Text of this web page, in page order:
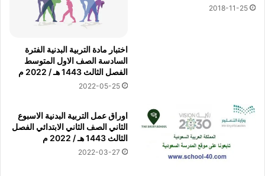
2018-11-25
اختبار مادة التربية البدنية الفترة
السادسة الصف الاول المتوسط
الفصل الثالث 1443 هـ / 2022 م
2022-05-25
اوراق عمل التربية البدنية الاسبوع
الثاني الصف الثاني الابتدائي الفصل
الثالث 1443 هـ / 2022 م
2022-03-27